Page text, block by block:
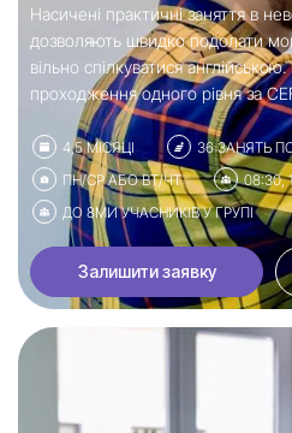
Насичені практичні заняття в
дозволяють швидко подолати
вільно спілкуватися
проходження одного рівня за
4,5 МІСЯЦІ
36 ЗАНЯТЬ
ПН/СР АБО ВТ/ЧТ
08:30,
ДО 8МИ УЧАСНИКІВ У ГРУПІ
Залишити заявку